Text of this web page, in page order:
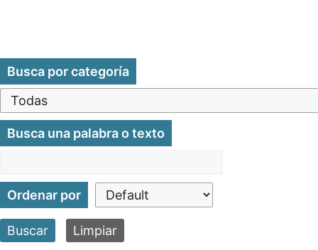
Busca por categoría
Busca una palabra o texto
Ordenar por
Buscar Limpiar